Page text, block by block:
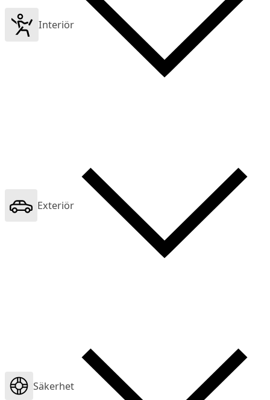
Interiör
Exteriör
Säkerhet